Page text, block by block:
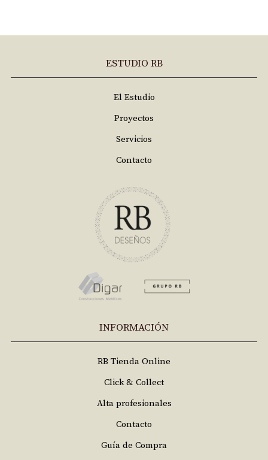
ESTUDIO RB
El Estudio
Proyectos
Servicios
Contacto
INFORMACIÓN
RB Tienda Online
Click & Collect
Alta profesionales
Contacto
Guía de Compra